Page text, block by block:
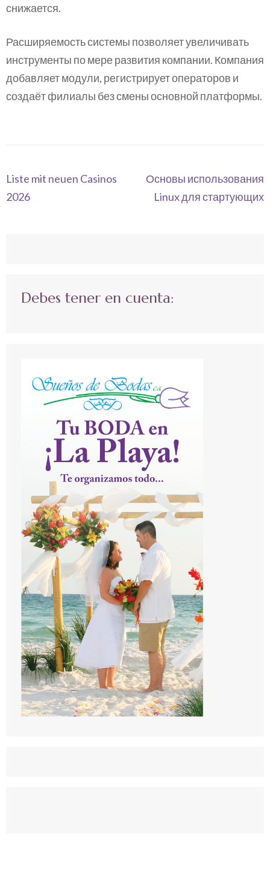
снижается.
Расширяемость системы позволяет увеличивать
инструменты по мере развития компании. Компания
добавляет модули, регистрирует операторов и
создаёт филиалы без смены основной платформы.
Navegación
de
Liste mit neuen Casinos
2026
Основы использования
Linux для стартующих
Debes tener en cuenta: